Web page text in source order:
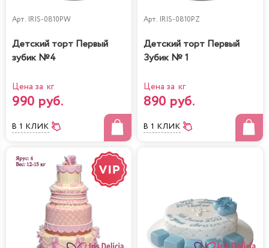
Арт. IRIS-0810PW
Детский торт Первый
зубик №4
Цена за кг
990 руб.
В 1 КЛИК
Арт. IRIS-0810PZ
Детский торт Первый
Зубик № 1
Цена за кг
890 руб.
В 1 КЛИК